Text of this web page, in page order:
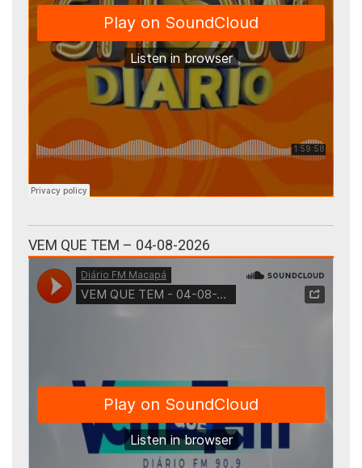
VEM QUE TEM – 04-08-2026